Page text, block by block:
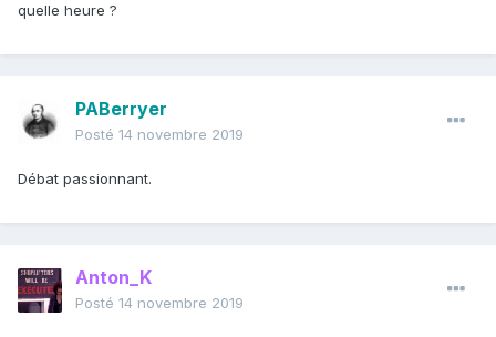
quelle heure ?
PABerryer
Posté 14 novembre 2019
Débat passionnant.
Anton_K
Posté 14 novembre 2019